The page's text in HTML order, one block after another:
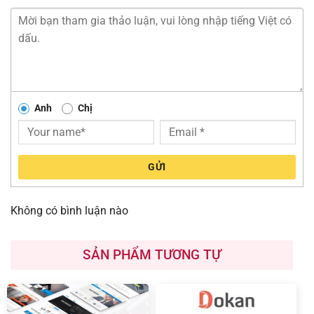
Anh Chị
GỬI
Không có bình luận nào
SẢN PHẨM TƯƠNG TỰ